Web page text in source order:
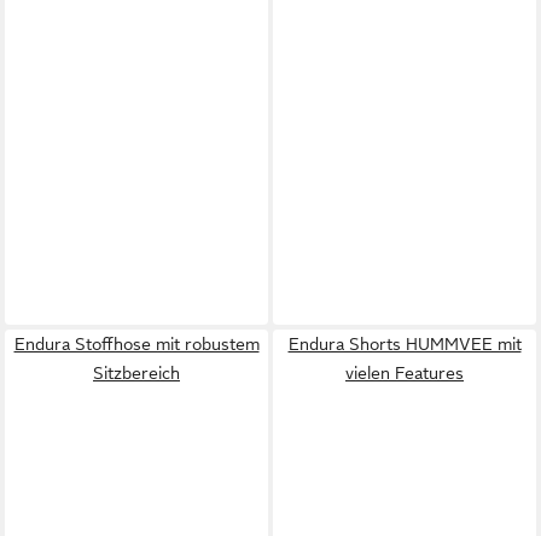
Endura Stoffhose mit robustem
Sitzbereich
Endura Shorts HUMMVEE mit
vielen Features